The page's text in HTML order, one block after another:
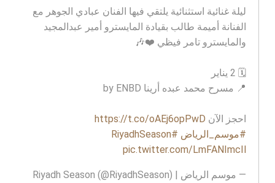
ليلة غنائية استثنائية يلتقي فيها الفنان عبادي الجوهر مع
الفنانة أميمة طالب بقيادة المايسترو أمير عبدالمجيد
والمايسترو تامر فيظي ❤️🎶
🗓️ 2 يناير
📍 مسرح محمد عبده أرينا by ENBD
احجز الآن https://t.co/oAEj6opPwD
#موسم_الرياض #RiyadhSeason
pic.twitter.com/LmFANImcIl
— موسم الرياض | Riyadh Season (@RiyadhSeason)